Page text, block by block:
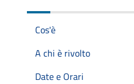
Cos'è
A chi è rivolto
Date e Orari